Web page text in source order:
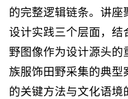
的完整逻辑链条。讲座
设计实践三个层面，结
野图像作为设计源头的
族服饰田野采集的典型
的关键方法与文化语